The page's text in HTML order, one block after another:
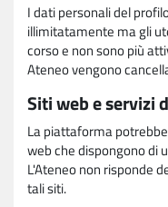
I dati personali del
illimitatamente ma gli
corso e non sono più
Ateneo vengono
Siti web e servizi
La piattaforma
web che dispongono di
L'Ateneo non risponde
tali siti.